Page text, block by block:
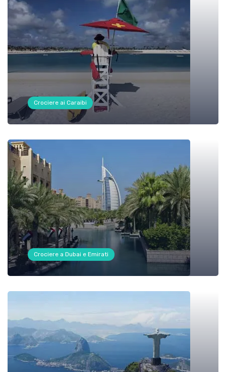
Crociere ai Caraibi
Crociere a Dubai e Emirati